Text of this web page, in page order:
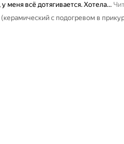
меня всё дотягивается. Хотела…
c подогревом в